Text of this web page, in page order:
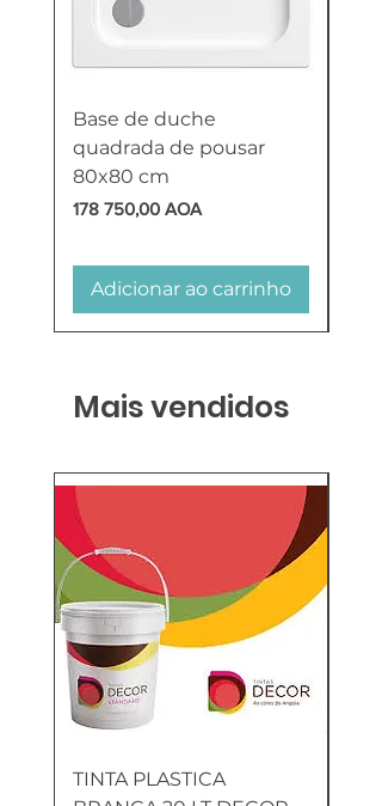
Base de duche
quadrada de pousar
80x80 cm
Preço
178 750,00 AOA
Adicionar ao carrinho
Mais vendidos
TINTA PLASTICA